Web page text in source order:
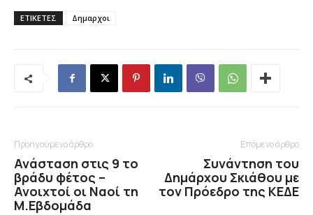
ΕΤΙΚΕΤΕΣ Δημαρχοι
Προηγούμενο άρθρο
Ανάσταση στις 9 το
βράδυ φέτος –
Ανοιχτοί οι Ναοί τη
Μ.Εβδομάδα
Επόμενο άρθρο
Συνάντηση του
Δημάρχου Σκιάθου με
τον Πρόεδρο της ΚΕΔΕ